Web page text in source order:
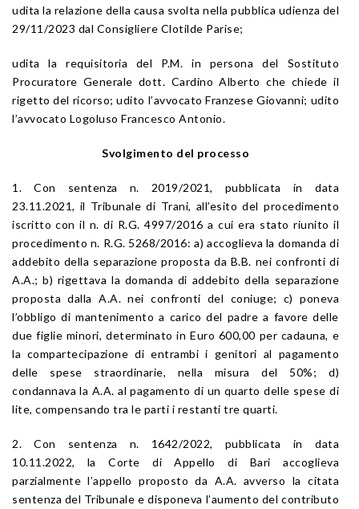
udita la relazione della causa svolta nella pubblica udienza del
29/11/2023 dal Consigliere Clotilde Parise;
udita la requisitoria del P.M. in persona del Sostituto
Procuratore Generale dott. Cardino Alberto che chiede il
rigetto del ricorso; udito l’avvocato Franzese Giovanni; udito
l’avvocato Logoluso Francesco Antonio.
Svolgimento del processo
1. Con sentenza n. 2019/2021, pubblicata in data
23.11.2021, il Tribunale di Trani, all’esito del procedimento
iscritto con il n. di R.G. 4997/2016 a cui era stato riunito il
procedimento n. R.G. 5268/2016: a) accoglieva la domanda di
addebito della separazione proposta da B.B. nei confronti di
A.A.; b) rigettava la domanda di addebito della separazione
proposta dalla A.A. nei confronti del coniuge; c) poneva
l’obbligo di mantenimento a carico del padre a favore delle
due figlie minori, determinato in Euro 600,00 per cadauna, e
la compartecipazione di entrambi i genitori al pagamento
delle spese straordinarie, nella misura del 50%; d)
condannava la A.A. al pagamento di un quarto delle spese di
lite, compensando tra le parti i restanti tre quarti.
2. Con sentenza n. 1642/2022, pubblicata in data
10.11.2022, la Corte di Appello di Bari accoglieva
parzialmente l’appello proposto da A.A. avverso la citata
sentenza del Tribunale e disponeva l’aumento del contributo